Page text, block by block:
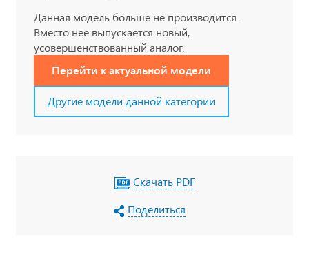
Данная модель больше не производится.
Вместо нее выпускается новый,
усовершенствованный аналог.
Перейти к актуальной модели
Другие модели данной категории
Скачать PDF
Поделиться